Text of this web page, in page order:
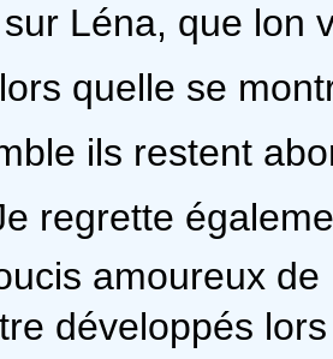
Léna, que
quelle se
ils restent
regrette
amoureux
développés